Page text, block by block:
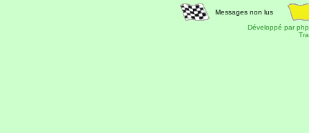
Messages non lus
Développé par